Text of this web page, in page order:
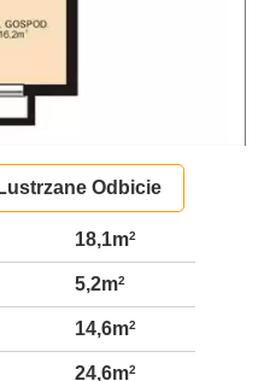
Lustrzane Odbicie
18,1m2
5,2m2
14,6m2
24,6m2